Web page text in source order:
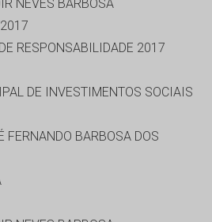
NEVES BARBOSA
RESPONSABILIDADE 2017
DE INVESTIMENTOS SOCIAIS
FERNANDO BARBOSA DOS